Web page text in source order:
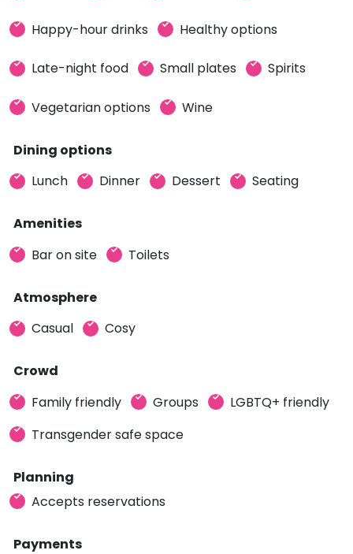
Happy-hour drinks Healthy options
Late-night food Small plates Spirits
Vegetarian options Wine
Dining options
Lunch
Dinner Dessert Seating
Amenities
Bar on site
Toilets
Atmosphere
Casual
Cosy
Crowd
Family friendly
Groups
LGBTQ+ friendly
Transgender safe space
Planning
Accepts reservations
Payments